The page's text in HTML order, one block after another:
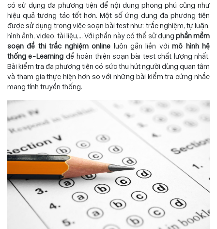
có sử dụng đa phương tiện để nội dung phong phú cũng như
hiệu quả tương tác tốt hơn. Một số ứng dụng đa phương tiện
được sử dụng trong việc soạn bài test như: trắc nghiệm, tự luận,
hình ảnh, video, tài liệu,... Với phần này có thể sử dụng phần mềm
soạn đề thi trắc nghiệm online luôn gắn liền vớimô hình hệ
thống e-Learning để hoàn thiện soạn bài test chất lượng nhất.
Bài kiểm tra đa phương tiện có sức thu hút người dùng quan tâm
và tham gia thực hiện hơn so với những bài kiểm tra cứng nhắc
mang tính truyền thống.